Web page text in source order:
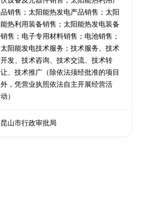
品销售；太阳能热发电产品销售；太阳
能热利用装备销售；太阳能热发电装备
销售；电子专用材料销售；电池销售；
太阳能发电技术服务；技术服务、技术
开发、技术咨询、技术交流、技术转
让、技术推广（除依法须经批准的项目
外，凭营业执照依法自主开展经营活
动）
昆山市行政审批局